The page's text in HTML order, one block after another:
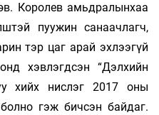
Королев амьдралынхаа
пуужин санаачлагч,
тэр цаг арай эхлээгүй
хэвлэгдсэн “Дэлхийн
хийх нислэг 2017 оны
гэж бичсэн байдаг.